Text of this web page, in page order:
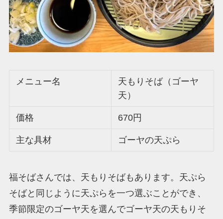
メニュー名
天もりそば（ゴーヤ
天）
価格 670円
主な具材 ゴーヤの天ぷら
福そばさんでは、天もりそばもあります。天ぷら
そばと同じように天ぷらを一つ選ぶことができ、
季節限定のゴーヤ天を選んでゴーヤ天の天もりそ